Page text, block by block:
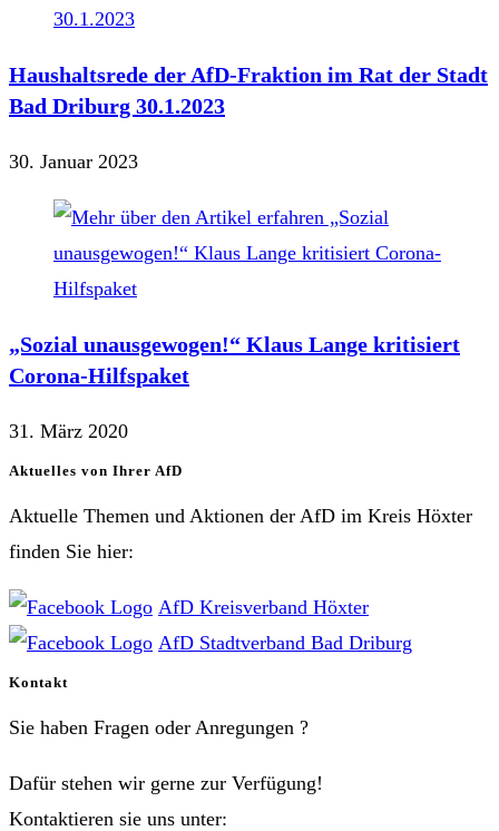
Haushaltsrede der AfD-Fraktion im Rat der Stadt
Bad Driburg 30.1.2023
30. Januar 2023
„Sozial unausgewogen!“ Klaus Lange kritisiert
Corona-Hilfspaket
31. März 2020
Aktuelles von Ihrer AfD
Aktuelle Themen und Aktionen der AfD im Kreis Höxter
finden Sie hier:
AfD Kreisverband Höxter
AfD Stadtverband Bad Driburg
Kontakt
Sie haben Fragen oder Anregungen ?
Dafür stehen wir gerne zur Verfügung!
Kontaktieren sie uns unter: